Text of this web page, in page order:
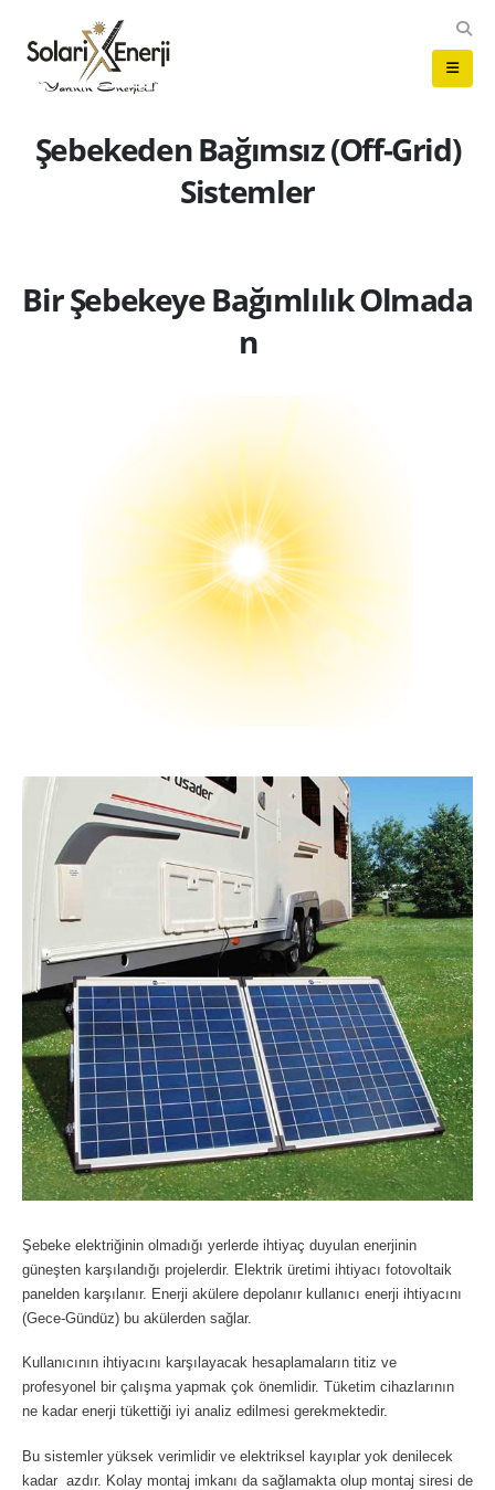
Şebekeden Bağımsız (Off-Grid)
Sistemler
BirŞebekeyeBağımlılıkOlmada
n
Şebeke elektriğinin olmadığı yerlerde ihtiyaç duyulan enerjinin
güneşten karşılandığı projelerdir. Elektrik üretimi ihtiyacı fotovoltaik
panelden karşılanır. Enerji akülere depolanır kullanıcı enerji ihtiyacını
(Gece-Gündüz) bu akülerden sağlar.
Kullanıcının ihtiyacını karşılayacak hesaplamaların titiz ve
profesyonel bir çalışma yapmak çok önemlidir. Tüketim cihazlarının
ne kadar enerji tükettiği iyi analiz edilmesi gerekmektedir.
Bu sistemler yüksek verimlidir ve elektriksel kayıplar yok denilecek
kadar azdır. Kolay montaj imkanı da sağlamakta olup montaj siresi de